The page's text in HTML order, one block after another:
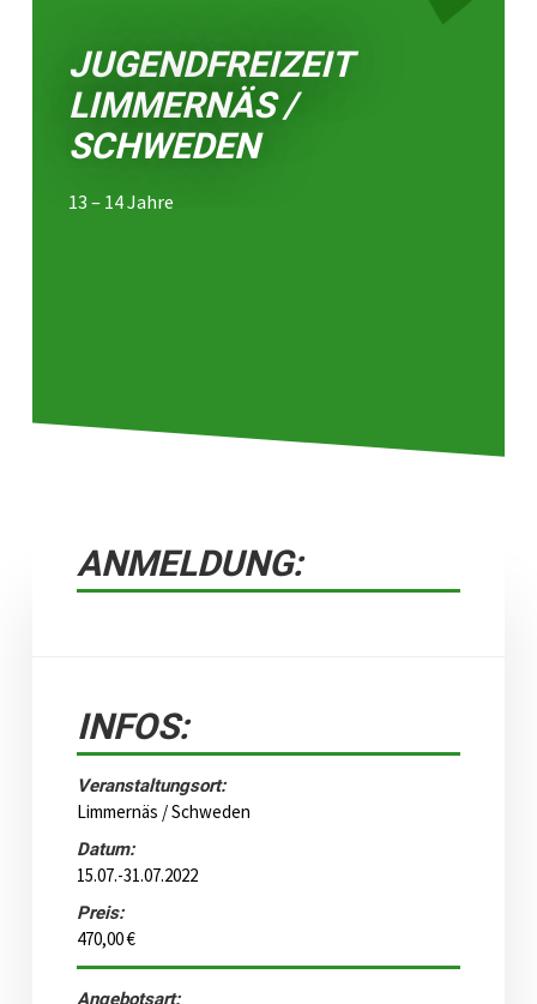
JUGENDFREIZEIT
LIMMERNÄS /
SCHWEDEN
13 – 14 Jahre
ANMELDUNG:
INFOS:
Veranstaltungsort:
Limmernäs / Schweden
Datum:
15.07.-31.07.2022
Preis:
470,00 €
Angebotsart: